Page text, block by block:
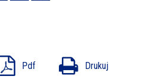
Pdf Drukuj